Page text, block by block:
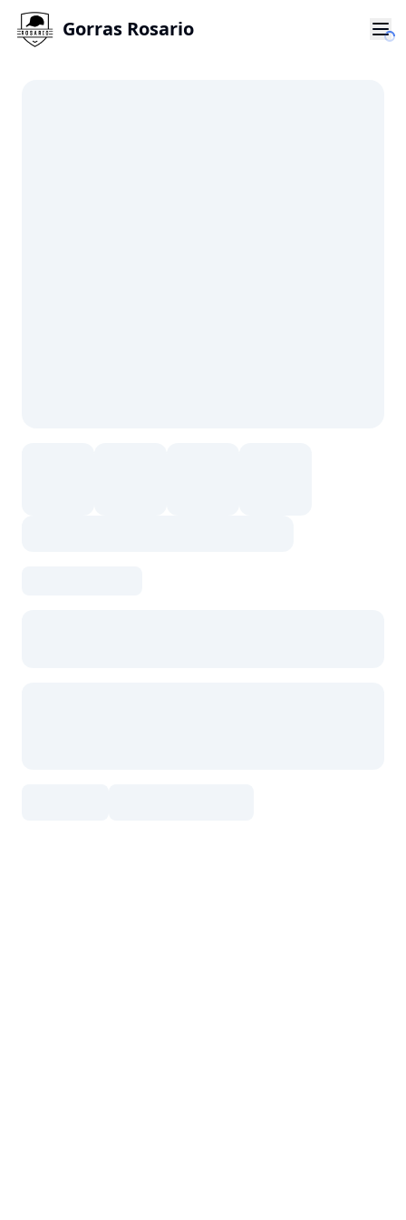
Gorras Rosario